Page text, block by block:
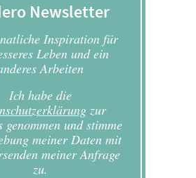
Newsletter
Inspiration für
Leben und ein
Arbeiten
Ich habe die
zur
genommen und stimme
meiner Daten mit
meiner Anfrage
zu.